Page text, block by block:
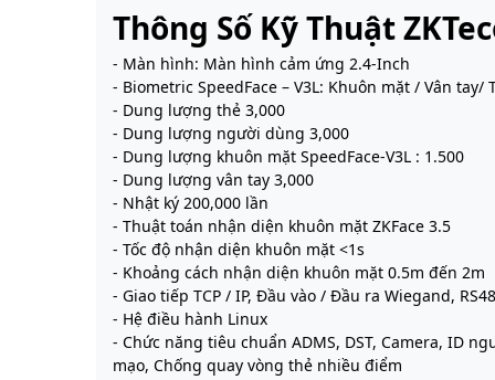
Thông Số Kỹ Thuật
- Màn hình: Màn hình cảm ứng 2.4-Inch
- Biometric SpeedFace – V3L: Khuôn mặt / Vân tay/
- Dung lượng thẻ 3,000
- Dung lượng người dùng 3,000
- Dung lượng khuôn mặt SpeedFace-V3L : 1.500
- Dung lượng vân tay 3,000
- Nhật ký 200,000 lần
- Thuật toán nhận diện khuôn mặt ZKFace 3.5
- Tốc độ nhận diện khuôn mặt <1s
- Khoảng cách nhận diện khuôn mặt 0.5m đến 2m
- Giao tiếp TCP / IP, Đầu vào / Đầu ra Wiegand,
- Hệ điều hành Linux
- Chức năng tiêu chuẩn ADMS, DST, Camera, ID
mạo, Chống quay vòng thẻ nhiều điểm